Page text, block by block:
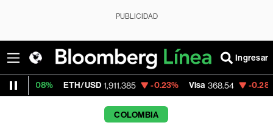
PUBLICIDAD
Ingresar
ETH/USD 1,911.385 -0.23% Visa 368.54 -0.28%
COLOMBIA